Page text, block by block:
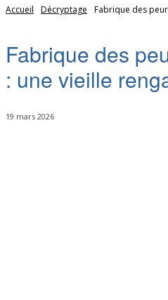
Accueil Décryptage Fabrique des
Fabrique des
: une vieille
19 mars 2026